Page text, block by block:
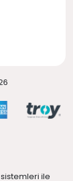
sistemleri ile